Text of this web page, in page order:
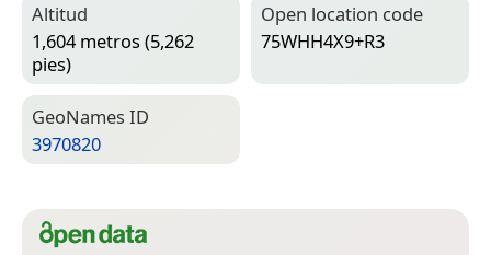
Altitud
1,604 metros (5,262
pies)
Open location code
75WHH4X9+R3
Geo­Names ID
3970820